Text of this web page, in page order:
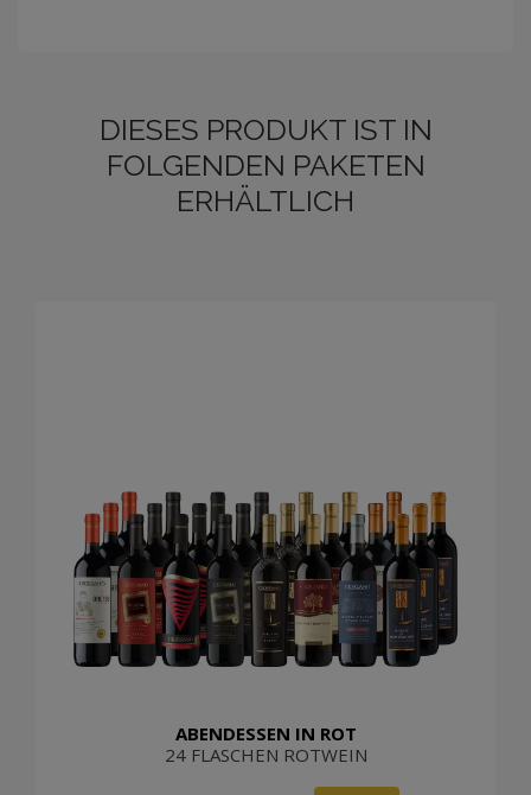
DIESES PRODUKT IST IN
FOLGENDEN PAKETEN
ERHÄLTLICH
ABENDESSEN IN ROT
24 FLASCHEN ROTWEIN